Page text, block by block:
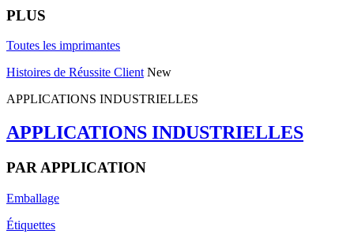
PLUS
Toutes les imprimantes
Histoires de Réussite Client New
APPLICATIONS INDUSTRIELLES
APPLICATIONS INDUSTRIELLES
PAR APPLICATION
Emballage
Étiquettes